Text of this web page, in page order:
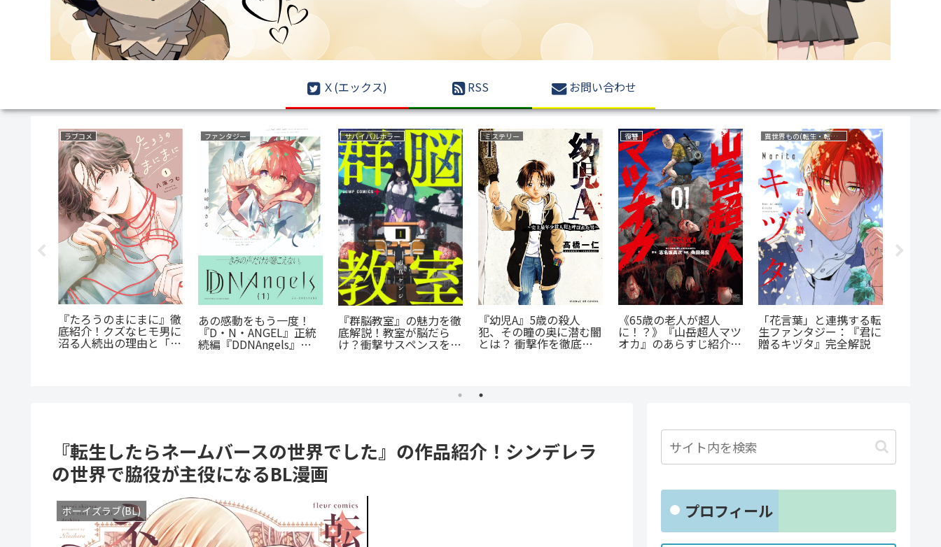
Ｘ(エックス) RSS お問い合わせ
『たろうのまにまに』徹
底紹介！クズなヒモ男に
沼る人続出の理由と「ま
にまに」の意味とは？
ファンタジー
あの感動をもう一度！
『D・N・ANGEL』正統
続編『DDNAngels』の
魅力と謎に迫る完全ガイ
サバイバルホラー
『群脳教室』の魅力を徹
底解説！教室が脳だら
け？衝撃サスペンスを今
ミステリー
『幼児A』5歳の殺人
犯、その瞳の奥に潜む闇
とは？ 衝撃作を徹底解
剖
復讐
《65歳の老人が超人
に！？》『山岳超人マツ
オカ』のあらすじ紹介：
異世界もの(転生・転移・成り上がり・異世界ファンタジー)
「花言葉」と連携する転
生ファンタジー：『君に
贈るキヅタ』完全解説
育児・子育て
蒼井まもる『ふ
の子』レビュー
ての葛藤と、娘
『転生したらネームバースの世界でした』の作品紹介！シンデレラ
の世界で脇役が主役になるBL漫画
ボーイズラブ(BL) プロフィール